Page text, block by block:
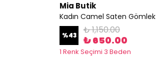
Mia Butik
Kadın Camel Saten Gömlek
%43 ₺ 1,150.00
₺ 650.00
1 Renk Seçimi 3 Beden